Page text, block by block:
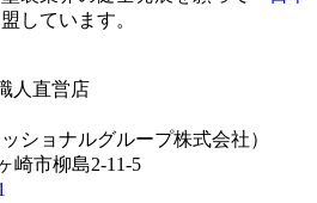
しています。
人直営店
ショナルグループ株式会社）
崎市柳島2-11-5